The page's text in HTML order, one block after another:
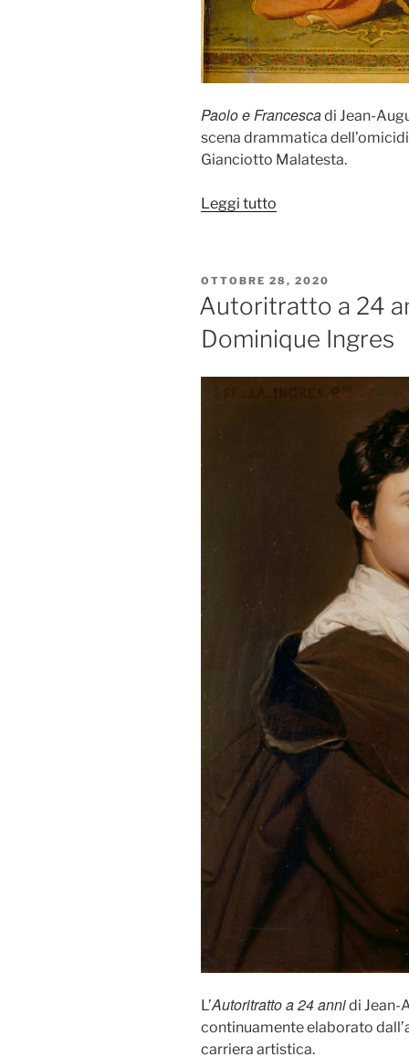
Paolo e Francescadi Jean-
scena drammatica
Gianciotto Malatesta.
Leggi tutto
Jean-
Auguste-
Dominique
Ingres”
PUBBLICATO
IL
OTTOBRE 28, 2020
Autoritratto a 24
Dominique Ingres
L’Autoritratto a 24 annidi Jean-
continuamente elaborato
carriera artistica.